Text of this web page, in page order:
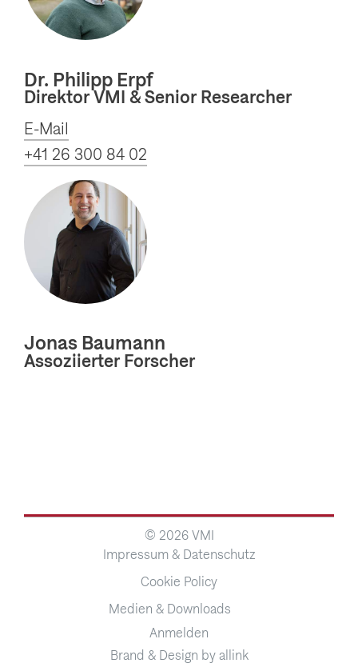
Dr. Philipp Erpf
Direktor VMI & Senior Researcher
E-Mail
+41 26 300 84 02
Jonas Baumann
Assoziierter Forscher
© 2026 VMI
Impressum & Datenschutz
Cookie Policy
Medien & Downloads
Anmelden
Brand & Design by allink